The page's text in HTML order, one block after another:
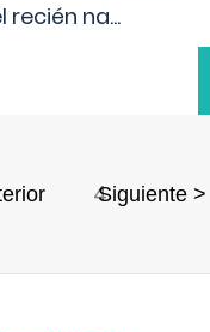
recién na...
4
Siguiente >